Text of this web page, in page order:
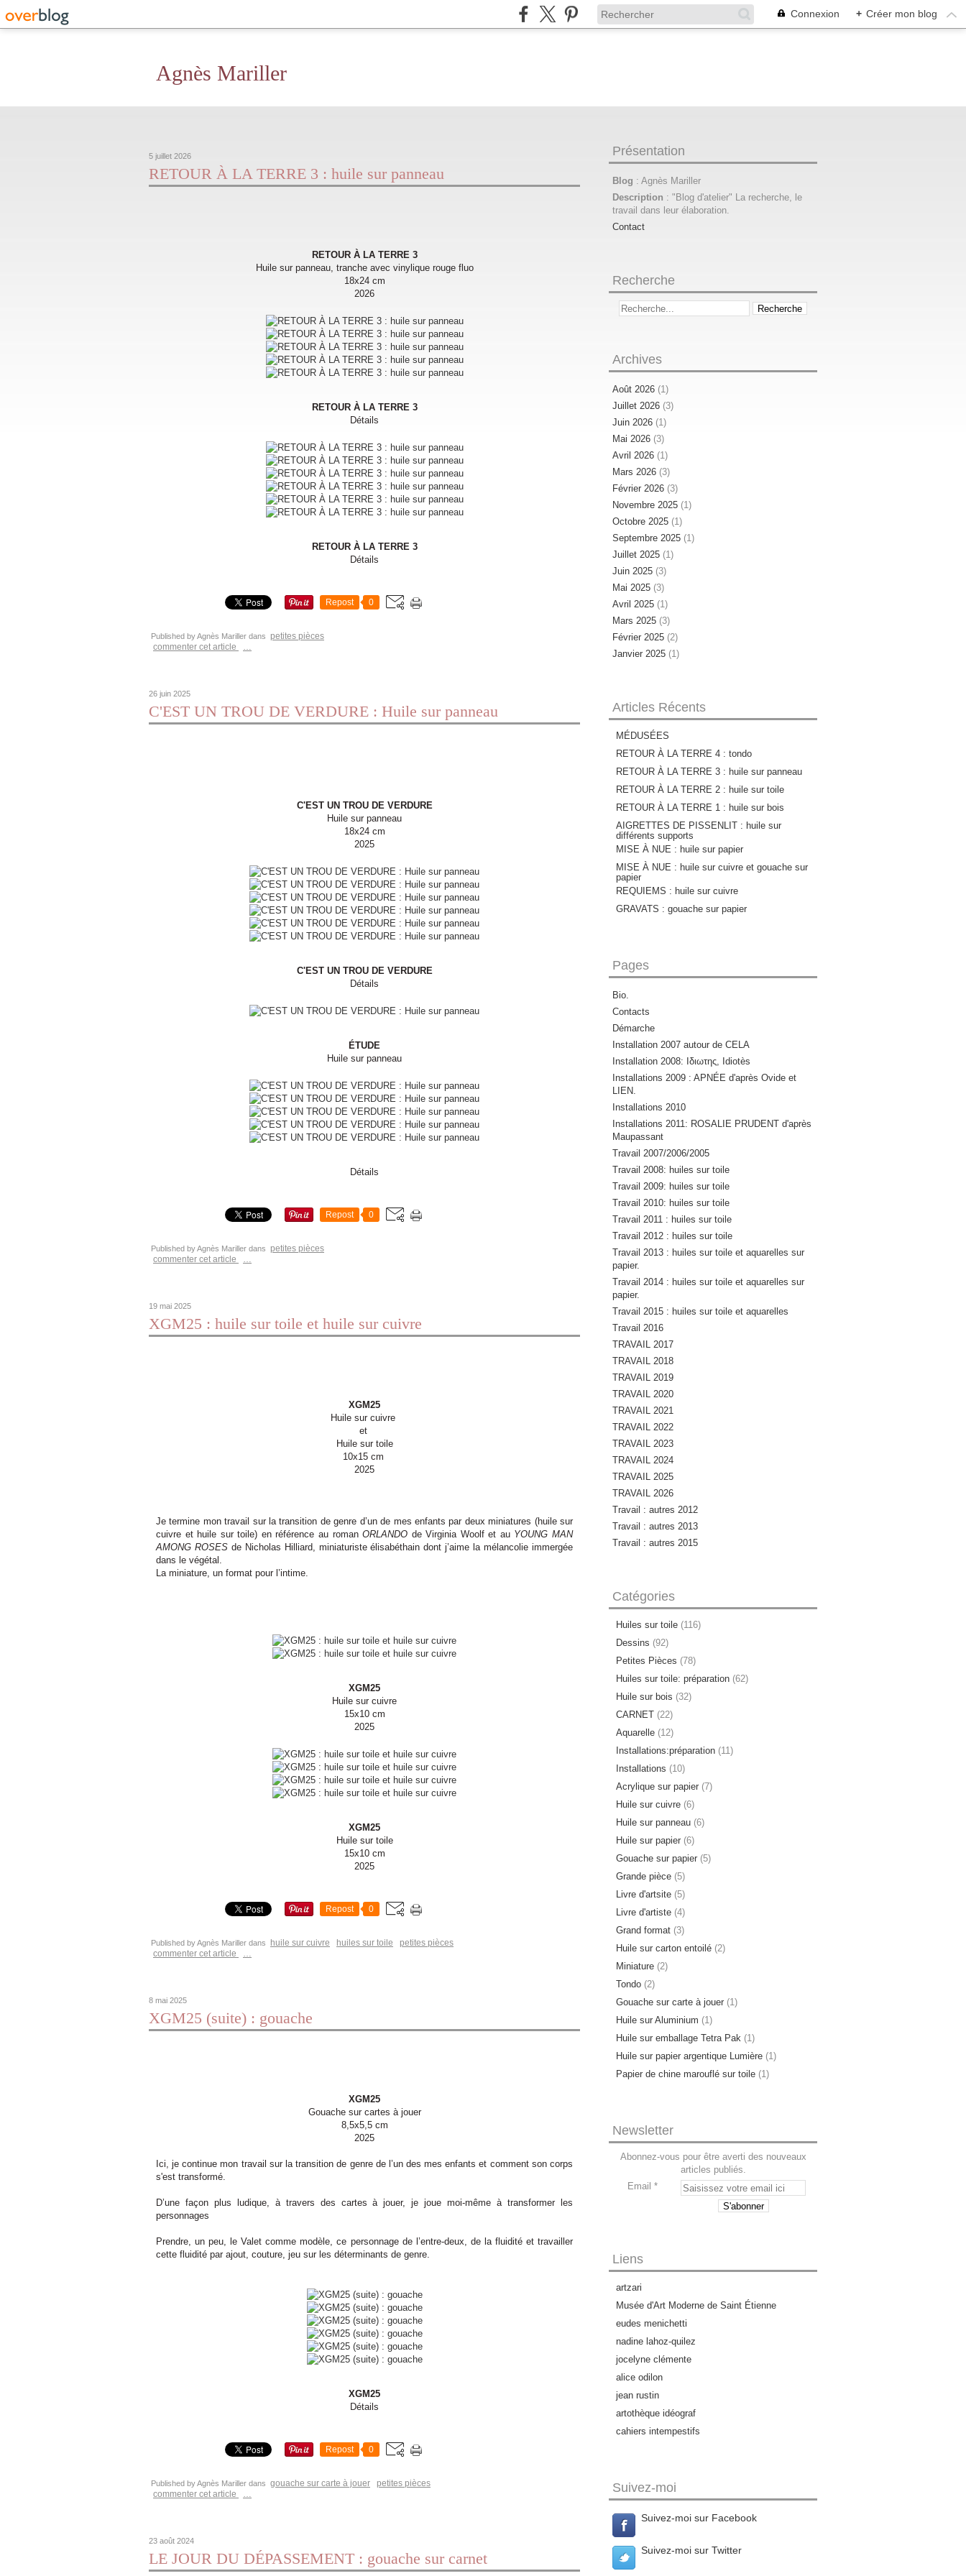
Connexion + Créer mon blog
Agnès Mariller
5 juillet 2026
RETOUR À LA TERRE 3 : huile sur panneau
RETOUR À LA TERRE 3
Huile sur panneau, tranche avec vinylique rouge fluo
18x24 cm
2026
RETOUR À LA TERRE 3
Détails
RETOUR À LA TERRE 3
Détails
Repost 0
Published by Agnès Mariller dans
petites pièces
commenter cet article
…
26 juin 2025
C'EST UN TROU DE VERDURE : Huile sur panneau
C'EST UN TROU DE VERDURE
Huile sur panneau
18x24 cm
2025
C'EST UN TROU DE VERDURE
Détails
ÉTUDE
Huile sur panneau
Détails
Repost 0
Published by Agnès Mariller dans
petites pièces
commenter cet article
…
19 mai 2025
XGM25 : huile sur toile et huile sur cuivre
XGM25
Huile sur cuivre
et
Huile sur toile
10x15 cm
2025
Je termine mon travail sur la transition de genre d’un de mes enfants par deux miniatures (huile sur
cuivre et huile sur toile) en référence au romanORLANDO de Virginia Woolf et au YOUNG MAN
AMONG ROSESde Nicholas Hilliard, miniaturiste élisabéthain dont j’aime la mélancolie immergée
dans le végétal.
La miniature, un format pour l’intime.
XGM25
Huile sur cuivre
15x10 cm
2025
XGM25
Huile sur toile
15x10 cm
2025
Repost 0
Published by Agnès Mariller dans huile sur cuivre huiles sur toile
petites pièces
commenter cet article
…
8 mai 2025
XGM25 (suite) : gouache
XGM25
Gouache sur cartes à jouer
8,5x5,5 cm
2025
Ici, je continue mon travail sur la transition de genre de l’un des mes enfants et comment son corps
s'est transformé.
D’une façon plus ludique, à travers des cartes à jouer, je joue moi-même à transformer les
personnages
Prendre, un peu, le Valet comme modèle, ce personnage de l’entre-deux, de la fluidité et travailler
cette fluidité par ajout, couture, jeu sur les déterminants de genre.
XGM25
Détails
Repost 0
Published by Agnès Mariller dans gouache sur carte à jouer
petites pièces
commenter cet article
…
23 août 2024
LE JOUR DU DÉPASSEMENT : gouache sur carnet
Présentation
Blog : Agnès Mariller
Description : "Blog d'atelier" La recherche, le
travail dans leur élaboration.
Contact
Recherche
Archives
Août 2026 (1)
Juillet 2026 (3)
Juin 2026 (1)
Mai 2026 (3)
Avril 2026 (1)
Mars 2026 (3)
Février 2026 (3)
Novembre 2025 (1)
Octobre 2025 (1)
Septembre 2025 (1)
Juillet 2025 (1)
Juin 2025 (3)
Mai 2025 (3)
Avril 2025 (1)
Mars 2025 (3)
Février 2025 (2)
Janvier 2025 (1)
Articles Récents
MÉDUSÉES
RETOUR À LA TERRE 4 : tondo
RETOUR À LA TERRE 3 : huile sur panneau
RETOUR À LA TERRE 2 : huile sur toile
RETOUR À LA TERRE 1 : huile sur bois
AIGRETTES DE PISSENLIT : huile sur
différents supports
MISE À NUE : huile sur papier
MISE À NUE : huile sur cuivre et gouache sur
papier
REQUIEMS : huile sur cuivre
GRAVATS : gouache sur papier
Pages
Bio.
Contacts
Démarche
Installation 2007 autour de CELA
Installation 2008: Ιδιωτης, Idiotès
Installations 2009 : APNÉE d'après Ovide et
LIEN.
Installations 2010
Installations 2011: ROSALIE PRUDENT d'après
Maupassant
Travail 2007/2006/2005
Travail 2008: huiles sur toile
Travail 2009: huiles sur toile
Travail 2010: huiles sur toile
Travail 2011 : huiles sur toile
Travail 2012 : huiles sur toile
Travail 2013 : huiles sur toile et aquarelles sur
papier.
Travail 2014 : huiles sur toile et aquarelles sur
papier.
Travail 2015 : huiles sur toile et aquarelles
Travail 2016
TRAVAIL 2017
TRAVAIL 2018
TRAVAIL 2019
TRAVAIL 2020
TRAVAIL 2021
TRAVAIL 2022
TRAVAIL 2023
TRAVAIL 2024
TRAVAIL 2025
TRAVAIL 2026
Travail : autres 2012
Travail : autres 2013
Travail : autres 2015
Catégories
Huiles sur toile (116)
Dessins (92)
Petites Pièces (78)
Huiles sur toile: préparation (62)
Huile sur bois (32)
CARNET (22)
Aquarelle (12)
Installations:préparation (11)
Installations (10)
Acrylique sur papier (7)
Huile sur cuivre (6)
Huile sur panneau (6)
Huile sur papier (6)
Gouache sur papier (5)
Grande pièce (5)
Livre d'artsite (5)
Livre d'artiste (4)
Grand format (3)
Huile sur carton entoilé (2)
Miniature (2)
Tondo (2)
Gouache sur carte à jouer (1)
Huile sur Aluminium (1)
Huile sur emballage Tetra Pak (1)
Huile sur papier argentique Lumière (1)
Papier de chine marouflé sur toile (1)
Newsletter
Abonnez-vous pour être averti des nouveaux
articles publiés.
Email
Liens
artzari
Musée d'Art Moderne de Saint Étienne
eudes menichetti
nadine lahoz-quilez
jocelyne clémente
alice odilon
jean rustin
artothèque idéograf
cahiers intempestifs
Suivez-moi
Suivez-moi sur Facebook
Suivez-moi sur Twitter